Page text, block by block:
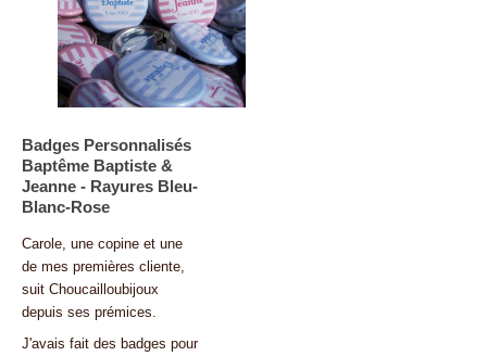
Badges Personnalisés
Baptême Baptiste &
Jeanne - Rayures Bleu-
Blanc-Rose
Carole, une copine et une
de mes premières cliente,
suit Choucailloubijoux
depuis ses prémices.
J'avais fait des badges pour